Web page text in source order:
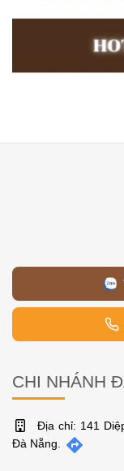
CHI NHÁNH
Địa chỉ: 141
Đà Nẵng.